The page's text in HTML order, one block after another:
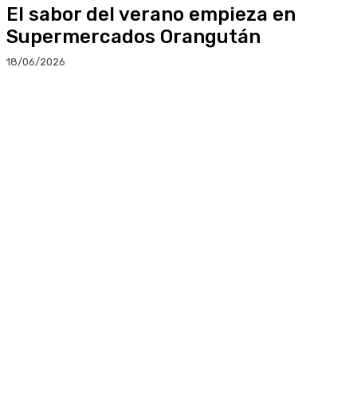
El sabor del verano empieza en
Supermercados Orangután
18/06/2026